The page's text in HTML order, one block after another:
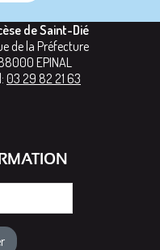
de Saint-Dié
de la Préfecture
EPINAL
03 29 82 21 63